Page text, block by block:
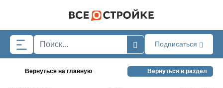
Подписаться
Вернуться на главную Вернуться в раздел